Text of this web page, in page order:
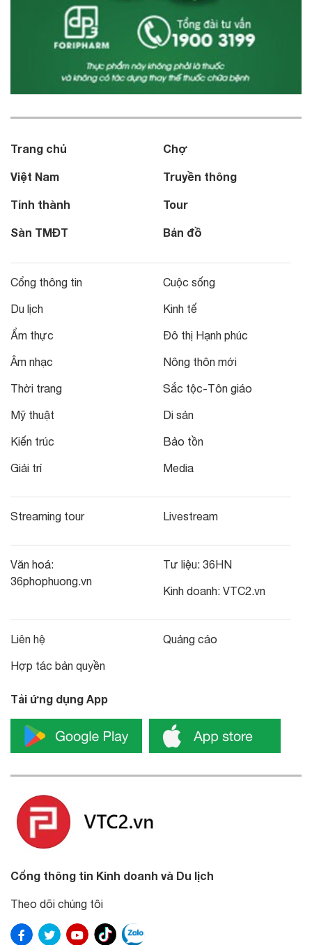
Trang chủ
Việt Nam
Tỉnh thành
Sàn TMĐT
Chợ
Truyền thông
Tour
Bản đồ
Cổng thông tin
Du lịch
Ẩm thực
Âm nhạc
Thời trang
Mỹ thuật
Kiến trúc
Giải trí
Cuộc sống
Kinh tế
Đô thị Hạnh phúc
Nông thôn mới
Sắc tộc-Tôn giáo
Di sản
Bảo tồn
Media
Streaming tour Livestream
Văn hoá:
36phophuong.vn
Tư liệu: 36HN
Kinh doanh: VTC2.vn
Liên hệ
Hợp tác bản quyền
Quảng cáo
Tải ứng dụng App
Cổng thông tin Kinh doanh và Du lịch
Theo dõi chúng tôi